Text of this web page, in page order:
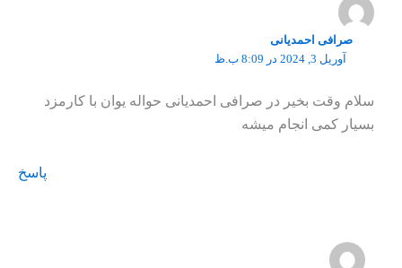
صرافی احمدیانی
آوریل 3, 2024 در 8:09 ب.ظ
سلام وقت بخیر در صرافی احمدیانی حواله یوان با کارمزد
بسیار کمی انجام میشه
پاسخ